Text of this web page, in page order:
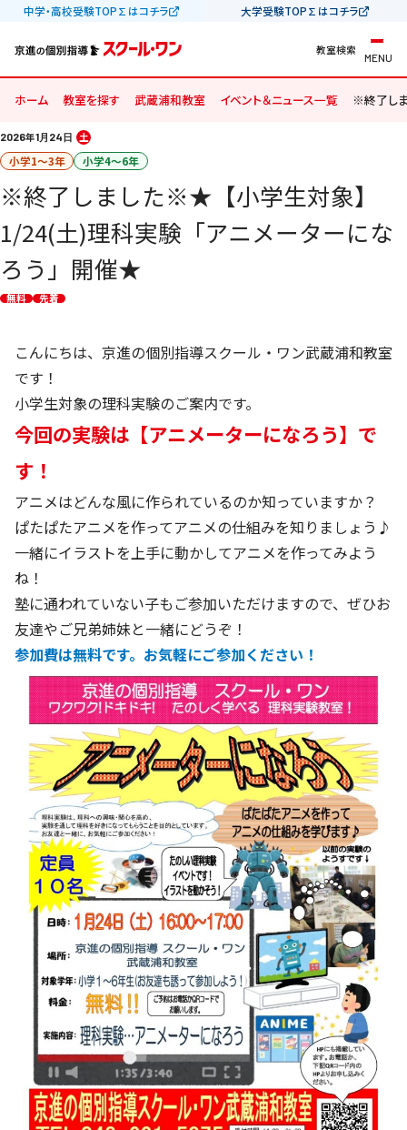
中学・高校受験TOP∑はコチラ 大学受験TOP∑はコチラ
教室検索
MENU
ホーム 教室を探す 武蔵浦和教室 イベント＆ニュース一覧 ※終了し
2026年1月 24日 土
小学1〜3年 小学4〜6年
※終了しました※★【小学生対象】
1/24(土)理科実験「アニメーターにな
ろう」開催★
無料 先着
こんにちは、京進の個別指導スクール・ワン武蔵浦和教室
です！
小学生対象の理科実験のご案内です。
今回の実験は【アニメーターになろう】で
す！
アニメはどんな風に作られているのか知っていますか？
ぱたぱたアニメを作ってアニメの仕組みを知りましょう♪
一緒にイラストを上手に動かしてアニメを作ってみよう
ね！
塾に通われていない子もご参加いただけますので、ぜひお
友達やご兄弟姉妹と一緒にどうぞ！
参加費は無料です。お気軽にご参加ください！